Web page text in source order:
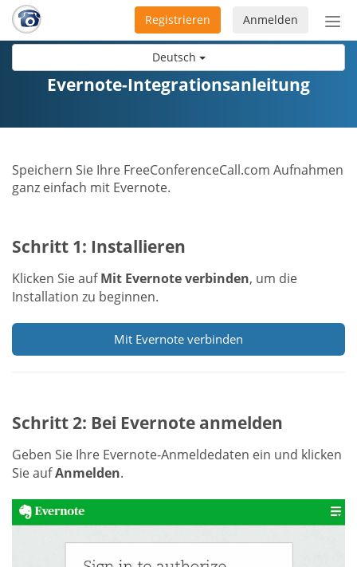
Deutsch
Anmelden
Registrieren
Evernote-Integrationsanleitung
Speichern Sie Ihre FreeConferenceCall.com Aufnahmen
ganz einfach mit Evernote.
Schritt 1: Installieren
Klicken Sie aufMit Evernote verbinden, um die
Installation zu beginnen.
Mit Evernote verbinden
Schritt 2: Bei Evernote anmelden
Geben Sie Ihre Evernote-Anmeldedaten ein und klicken
Sie aufAnmelden.